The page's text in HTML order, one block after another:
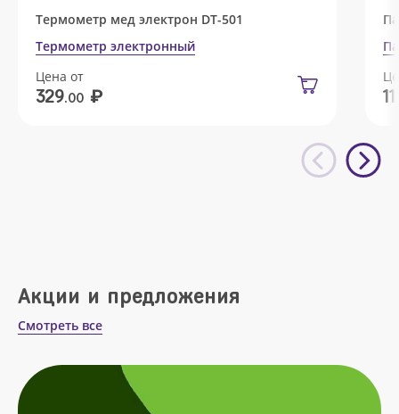
Термометр мед электрон DT-501
Термометр электронный
Цена от
329.00 ₽ 11
Акции и предложения
Смотреть все